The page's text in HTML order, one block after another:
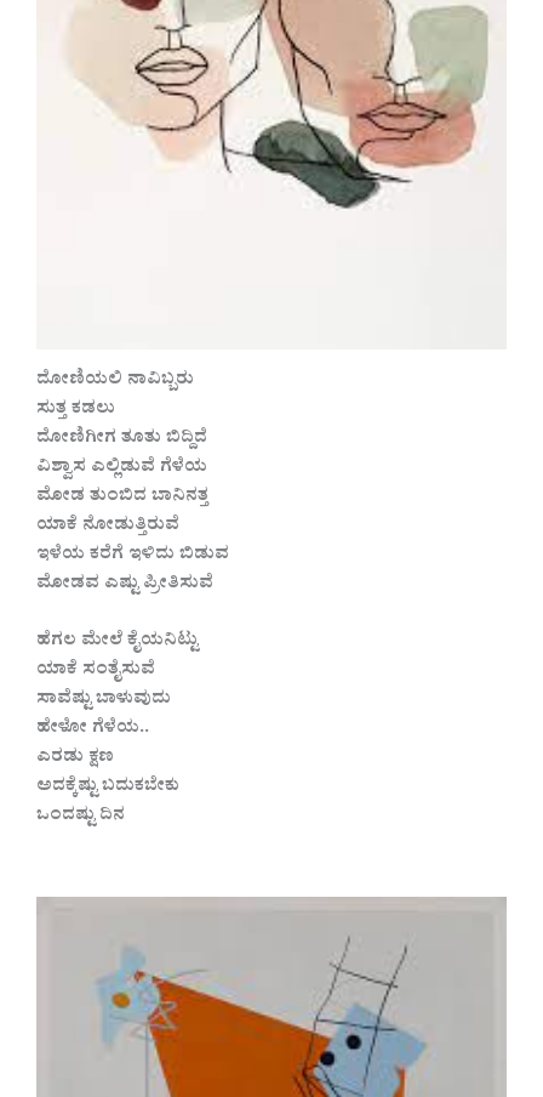
ದೋಣಿಯಲಿ ನಾವಿಬ್ಬರು
ಸುತ್ತ ಕಡಲು
ದೋಣಿಗೀಗ ತೂತು ಬಿದ್ದಿದೆ
ವಿಶ್ವಾಸ ಎಲ್ಲಿಡುವೆ ಗೆಳೆಯ
ಮೋಡ ತುಂಬಿದ ಬಾನಿನತ್ತ
ಯಾಕೆ ನೋಡುತ್ತಿರುವೆ
ಇಳೆಯ ಕರೆಗೆ ಇಳಿದು ಬಿಡುವ
ಮೋಡವ ಎಷ್ಟು ಪ್ರೀತಿಸುವೆ
ಹೆಗಲ ಮೇಲೆ ಕೈಯನಿಟ್ಟು
ಯಾಕೆ ಸಂತೈಸುವೆ
ಸಾವೆಷ್ಟು ಬಾಳುವುದು
ಹೇಳೋ ಗೆಳೆಯ..
ಎರಡು ಕ್ಷಣ
ಅದಕ್ಕೆಷ್ಟು ಬದುಕಬೇಕು
ಒಂದಷ್ಟು ದಿನ